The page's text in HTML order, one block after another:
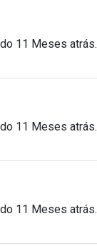
11 Meses atrás.
11 Meses atrás.
11 Meses atrás.